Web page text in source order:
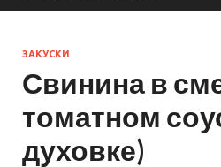
ЗАКУСКИ
Свинина в
томатном
духовке)